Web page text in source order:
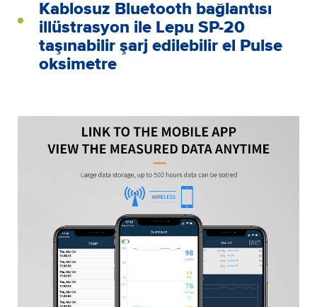
Kablosuz Bluetooth bağlantısı
illüstrasyon ile Lepu SP-20
taşınabilir şarj edilebilir el Pulse
oksimetre